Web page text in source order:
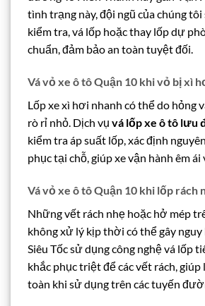
tình trạng này, đội ngũ của chúng tôi
kiểm tra, vá lốp hoặc thay lốp dự
chuẩn, đảm bảo an toàn tuyệt đối.
Vá vỏ xe ô tô Quận 10 khi vỏ bị xì
Lốp xe xì hơi nhanh có thể do hỏng
rò rỉ nhỏ. Dịch vụ vá lốp xe ô tô lưu
kiểm tra áp suất lốp, xác định
phục tại chỗ, giúp xe vận hành êm
Vá vỏ xe ô tô Quận 10 khi lốp rách
Những vết rách nhẹ hoặc hở mép
không xử lý kịp thời có thể gây
Siêu Tốc sử dụng công nghệ vá lốp
khắc phục triệt để các vết rách, giúp
toàn khi sử dụng trên các tuyến